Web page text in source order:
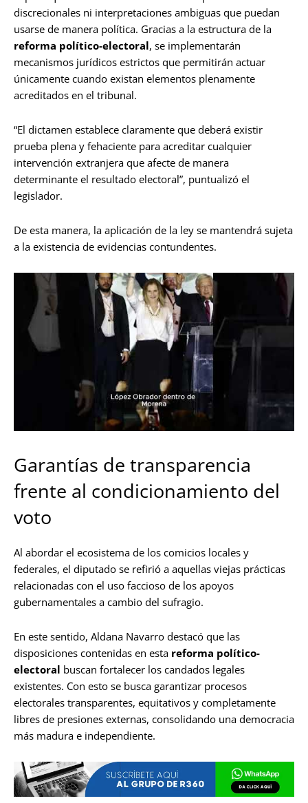
discrecionales ni interpretaciones ambiguas que puedan
usarse de manera política. Gracias a la estructura de la
reforma político-electoral, se implementarán
mecanismos jurídicos estrictos que permitirán actuar
únicamente cuando existan elementos plenamente
acreditados en el tribunal.
“El dictamen establece claramente que deberá existir
prueba plena y fehaciente para acreditar cualquier
intervención extranjera que afecte de manera
determinante el resultado electoral”, puntualizó el
legislador.
De esta manera, la aplicación de la ley se mantendrá sujeta
a la existencia de evidencias contundentes.
Garantías de transparencia
frente al condicionamiento del
voto
Al abordar el ecosistema de los comicios locales y
federales, el diputado se refirió a aquellas viejas prácticas
relacionadas con el uso faccioso de los apoyos
gubernamentales a cambio del sufragio.
En este sentido, Aldana Navarro destacó que las
disposiciones contenidas en esta reforma político-
electoral buscan fortalecer los candados legales
existentes. Con esto se busca garantizar procesos
electorales transparentes, equitativos y completamente
libres de presiones externas, consolidando una democracia
más madura e independiente.